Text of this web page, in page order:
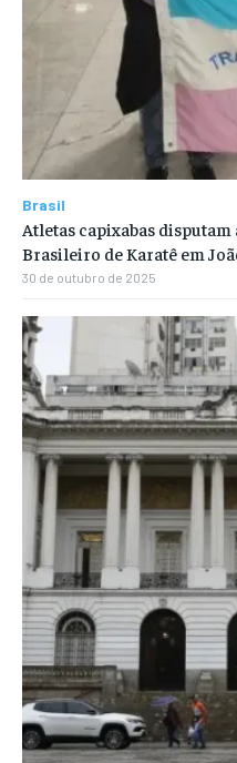
Brasil
Atletas capixabas
Brasileiro de Karatê em
30 de outubro de 2025